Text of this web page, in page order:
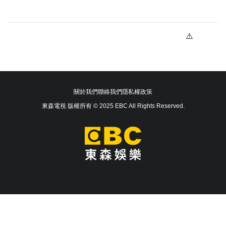
關於我們聯絡我們隱私權政策
東森電視 版權所有 © 2025 EBC All Rights Reserved.